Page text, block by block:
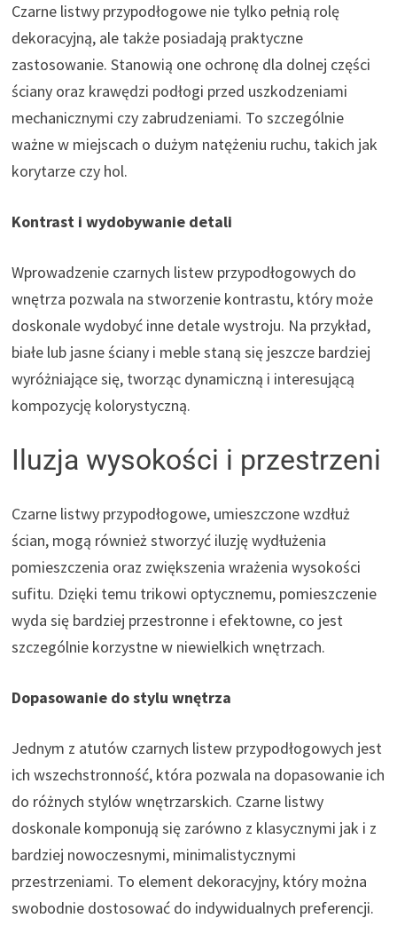
Czarne listwy przypodłogowe nie tylko pełnią rolę
dekoracyjną, ale także posiadają praktyczne
zastosowanie. Stanowią one ochronę dla dolnej części
ściany oraz krawędzi podłogi przed uszkodzeniami
mechanicznymi czy zabrudzeniami. To szczególnie
ważne w miejscach o dużym natężeniu ruchu, takich jak
korytarze czy hol.
Kontrast i wydobywanie detali
Wprowadzenie czarnych listew przypodłogowych do
wnętrza pozwala na stworzenie kontrastu, który może
doskonale wydobyć inne detale wystroju. Na przykład,
białe lub jasne ściany i meble staną się jeszcze bardziej
wyróżniające się, tworząc dynamiczną i interesującą
kompozycję kolorystyczną.
Iluzja wysokości i przestrzeni
Czarne listwy przypodłogowe, umieszczone wzdłuż
ścian, mogą również stworzyć iluzję wydłużenia
pomieszczenia oraz zwiększenia wrażenia wysokości
sufitu. Dzięki temu trikowi optycznemu, pomieszczenie
wyda się bardziej przestronne i efektowne, co jest
szczególnie korzystne w niewielkich wnętrzach.
Dopasowanie do stylu wnętrza
Jednym z atutów czarnych listew przypodłogowych jest
ich wszechstronność, która pozwala na dopasowanie ich
do różnych stylów wnętrzarskich. Czarne listwy
doskonale komponują się zarówno z klasycznymi jak i z
bardziej nowoczesnymi, minimalistycznymi
przestrzeniami. To element dekoracyjny, który można
swobodnie dostosować do indywidualnych preferencji.